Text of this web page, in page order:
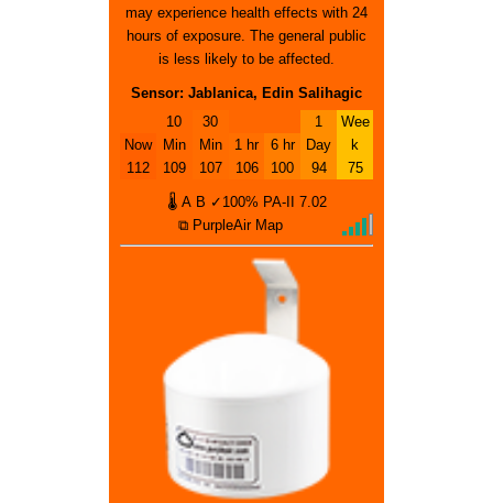
may experience health effects with 24
hours of exposure. The general public
is less likely to be affected.
Sensor: Jablanica, Edin Salihagic
Now
112
10
Min
109
30
Min
107
1 hr
106
6 hr
100
1
Day
94
Wee
k
75
🌡 A B ✓100% PA-II
7.02
⧉ PurpleAir Map